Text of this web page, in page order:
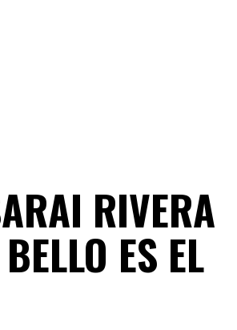
RIVERA
ES EL